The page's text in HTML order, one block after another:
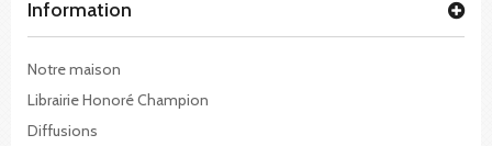
Information
Notre maison
Librairie Honoré Champion
Diffusions